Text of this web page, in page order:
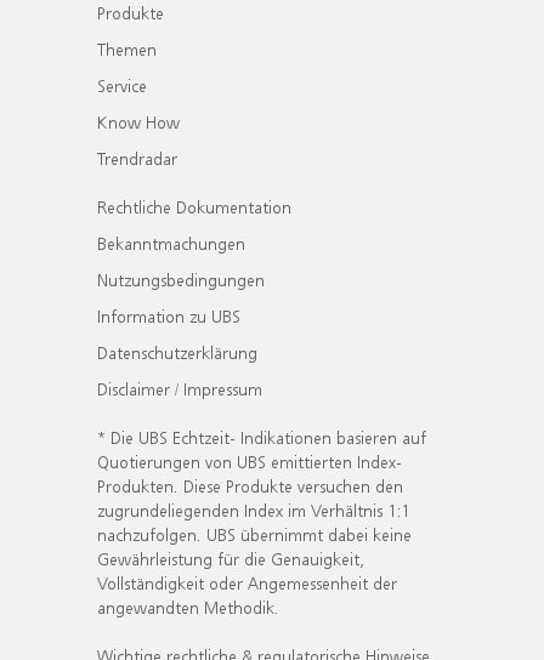
Produkte
Themen
Service
Know How
Trendradar
Rechtliche Dokumentation
Bekanntmachungen
Nutzungsbedingungen
Information zu UBS
Datenschutzerklärung
Disclaimer / Impressum
* Die UBS Echtzeit- Indikationen basieren auf
Quotierungen von UBS emittierten Index-
Produkten. Diese Produkte versuchen den
zugrundeliegenden Index im Verhältnis 1:1
nachzufolgen. UBS übernimmt dabei keine
Gewährleistung für die Genauigkeit,
Vollständigkeit oder Angemessenheit der
angewandten Methodik.